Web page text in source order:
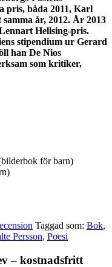
pris, båda 2011, Karl
år, 2012. År 2013
Hellsing-pris.
stipendium ur Gerard
han De Nios
som kritiker,
för barn)
Taggad som: Bok,
Persson, Poesi
– kostnadsfritt